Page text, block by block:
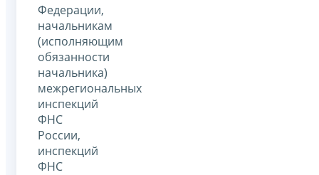
Федерации,
начальникам
(исполняющим
обязанности
начальника)
межрегиональных
инспекций
ФНС
России,
инспекций
ФНС